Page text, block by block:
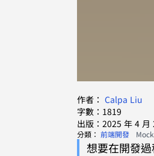
作者： Calpa Liu
字數：1819
出版：2025 年 4 月
分類： 前端開發 Mock
想要在開發